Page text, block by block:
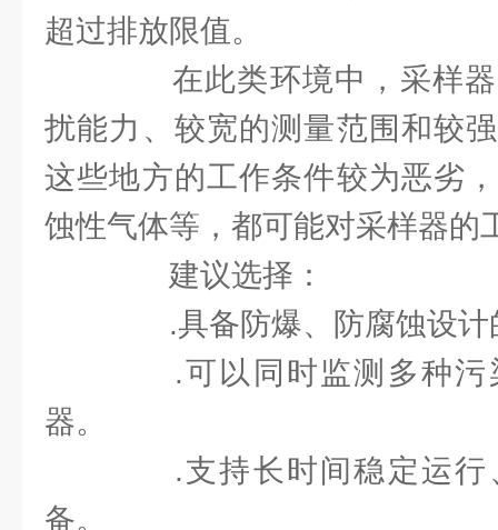
超过排放限值。
在此类环境中，采样器
扰能力、较宽的测量范围和较
这些地方的工作条件较为恶劣
蚀性气体等，都可能对采样器的
建议选择：
.具备防爆、防腐蚀设计
.可以同时监测多种污
器。
.支持长时间稳定运行
备。